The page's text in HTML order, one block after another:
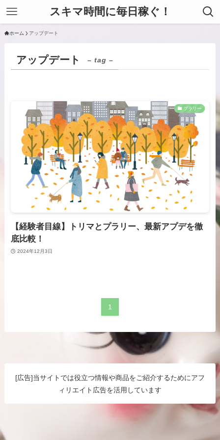
スキマ時間に毎日稼ぐ！
ホーム アップデート
アップデート – tag –
プラリー
【経験者目線】トリマとプラリー、最新アプデを徹
底比較！
2024年12月3日
1
[広告]当サイトでは役立つ情報や商品をご紹介するためにアフ
ィリエイト広告を活用しています